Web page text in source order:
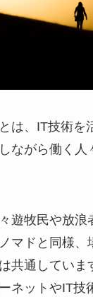
は、IT技術を
ながら働く人
遊牧民や放浪
マドと同様、
共通していま
ネットやIT技